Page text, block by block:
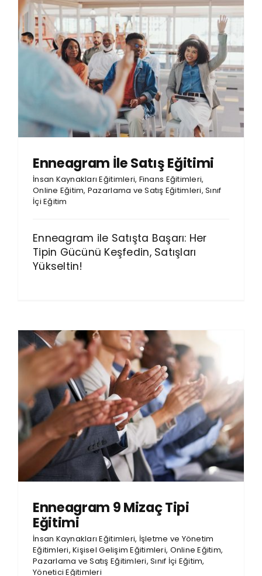
Enneagram İle Satış Eğitimi
İnsan Kaynakları Eğitimleri, Finans Eğitimleri,
Online Eğitim, Pazarlama ve Satış Eğitimleri,Sınıf
İçi Eğitim
Enneagram ile Satışta Başarı: Her
Tipin Gücünü Keşfedin, Satışları
Yükseltin!
Enneagram 9 Mizaç Tipi
Eğitimi
İnsan Kaynakları Eğitimleri, İşletme ve Yönetim
Eğitimleri,Kişisel Gelişim Eğitimleri, Online Eğitim,
Pazarlama ve Satış Eğitimleri,Sınıf İçi Eğitim,
Yönetici Eğitimleri